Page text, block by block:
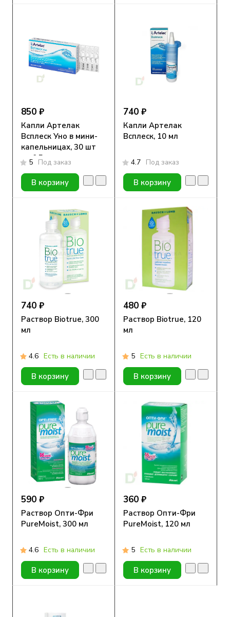
850 ₽
Капли Артелак
Всплеск Уно в мини-
капельницах, 30 шт
по 0,5 мл
5 Под заказ
В корзину
740 ₽
Капли Артелак
Всплеск, 10 мл
4.7 Под заказ
В корзину
740 ₽
Раствор Biotrue, 300
мл
4.6 Есть в наличии
В корзину
480 ₽
Раствор Biotrue, 120
мл
5 Есть в наличии
В корзину
590 ₽
Раствор Опти-Фри
PureMoist, 300 мл
4.6 Есть в наличии
В корзину
360 ₽
Раствор Опти-Фри
PureMoist, 120 мл
5 Есть в наличии
В корзину